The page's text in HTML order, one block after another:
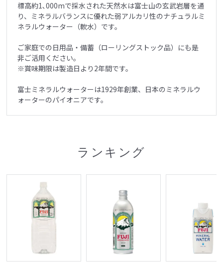
標高約1､000mで採水された天然水は富士山の玄武岩層を通
り、ミネラルバランスに優れた弱アルカリ性のナチュラルミ
ネラルウォーター（軟水）です。
ご家庭での日用品・備蓄（ローリングストック品）にも是
非ご活用ください。
※賞味期限は製造日より2年間です。
富士ミネラルウォーターは1929年創業、日本のミネラルウ
ォーターのパイオニアです。
ランキング